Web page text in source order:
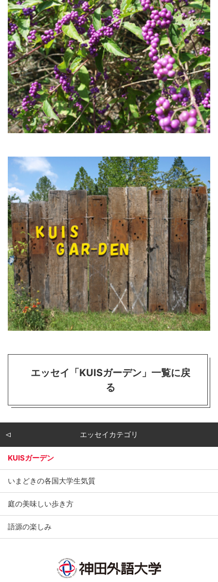
エッセイ「KUISガーデン」一覧に戻
る
エッセイカテゴリ
KUISガーデン
いまどきの各国大学生気質
庭の美味しい歩き方
語源の楽しみ